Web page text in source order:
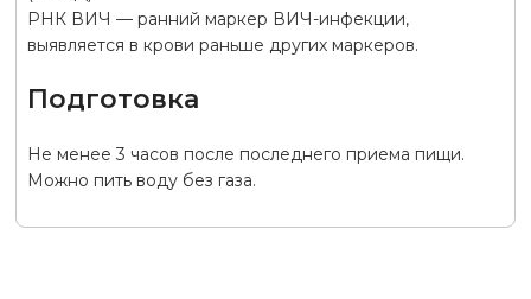
РНК ВИЧ — ранний маркер ВИЧ-инфекции,
выявляется в крови раньше других маркеров.
Подготовка
Не менее 3 часов после последнего приема пищи.
Можно пить воду без газа.